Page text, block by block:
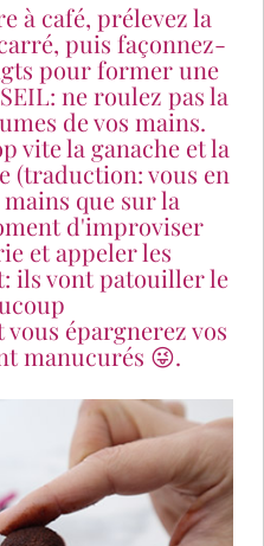
à café, prélevez la
puis façonnez-
pour former une
ne roulez pas la
de vos mains.
vite la ganache et la
(traduction: vous en
que sur la
d'improviser
et appeler les
ils vont patouiller le
épargnerez vos
manucurés 😜.